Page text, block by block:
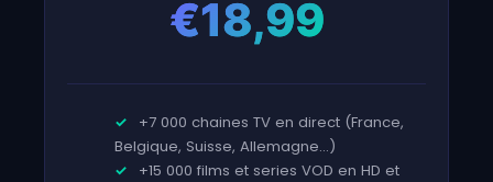
€18,99
+7 000 chaines TV en direct (France,
Belgique, Suisse, Allemagne...)
+15 000 films et series VOD en HD et